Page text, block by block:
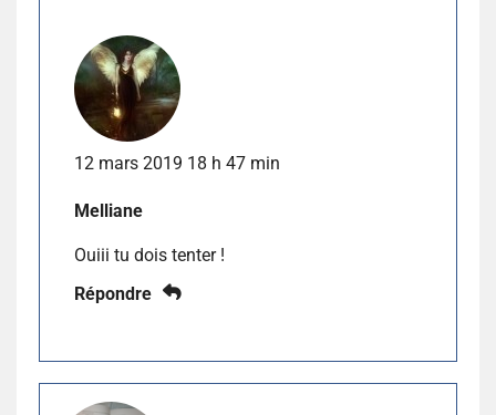
12 mars 2019 18 h 47 min
Melliane
Ouiii tu dois tenter !
Répondre